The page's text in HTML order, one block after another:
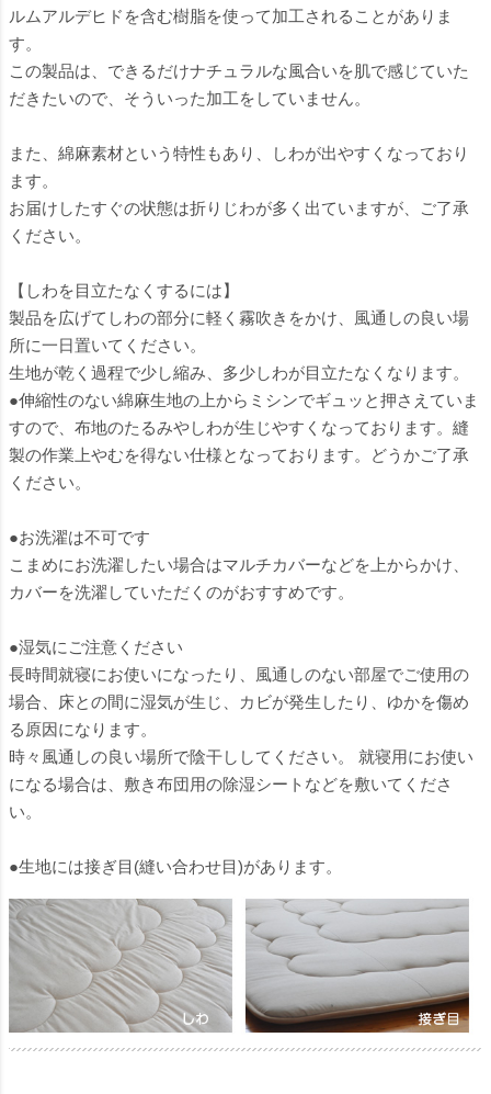
ルムアルデヒドを含む樹脂を使って加工されることがありま
す。
この製品は、できるだけナチュラルな風合いを肌で感じていた
だきたいので、そういった加工をしていません。
また、綿麻素材という特性もあり、しわが出やすくなっており
ます。
お届けしたすぐの状態は折りじわが多く出ていますが、ご了承
ください。
【しわを目立たなくするには】
製品を広げてしわの部分に軽く霧吹きをかけ、風通しの良い場
所に一日置いてください。
生地が乾く過程で少し縮み、多少しわが目立たなくなります。
●伸縮性のない綿麻生地の上からミシンでギュッと押さえていま
すので、布地のたるみやしわが生じやすくなっております。縫
製の作業上やむを得ない仕様となっております。どうかご了承
ください。
●お洗濯は不可です
こまめにお洗濯したい場合はマルチカバーなどを上からかけ、
カバーを洗濯していただくのがおすすめです。
●湿気にご注意ください
長時間就寝にお使いになったり、風通しのない部屋でご使用の
場合、床との間に湿気が生じ、カビが発生したり、ゆかを傷め
る原因になります。
時々風通しの良い場所で陰干ししてください。 就寝用にお使い
になる場合は、敷き布団用の除湿シートなどを敷いてくださ
い。
●生地には接ぎ目(縫い合わせ目)があります。